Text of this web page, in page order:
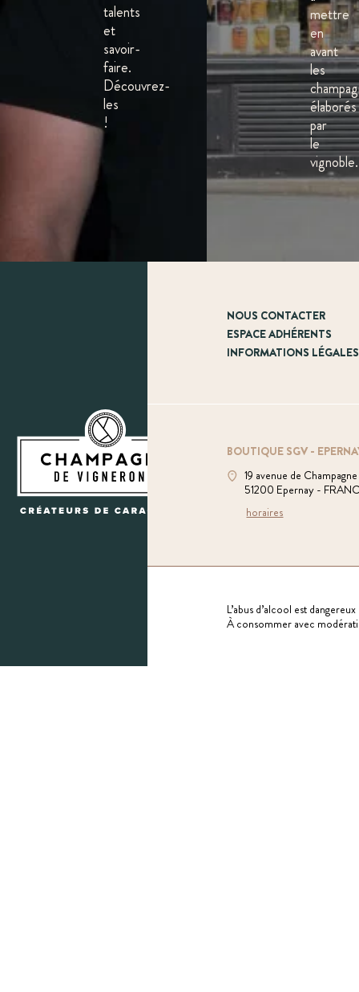
talents
et
savoir-
faire.
Découvrez-
les
!
mettre
en
avant
les
élaborés
par
le
vignoble.
NOUS CONTACTER
ESPACE ADHÉRENTS
INFORMATIONS LÉGALES
BOUTIQUE SGV -
19 avenue de Champagne
51200 Epernay -
horaires
L’abus d’alcool est
À consommer avec